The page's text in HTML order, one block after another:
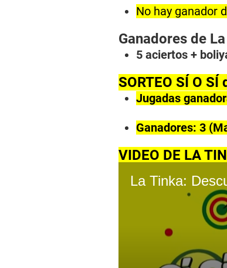
No hay ganador
Ganadores de
5 aciertos +
SORTEO SÍ O
Jugadas
Ganadores: 3
VIDEO DE LA